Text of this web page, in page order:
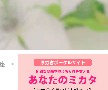
おとなが学ぶ子どもの性